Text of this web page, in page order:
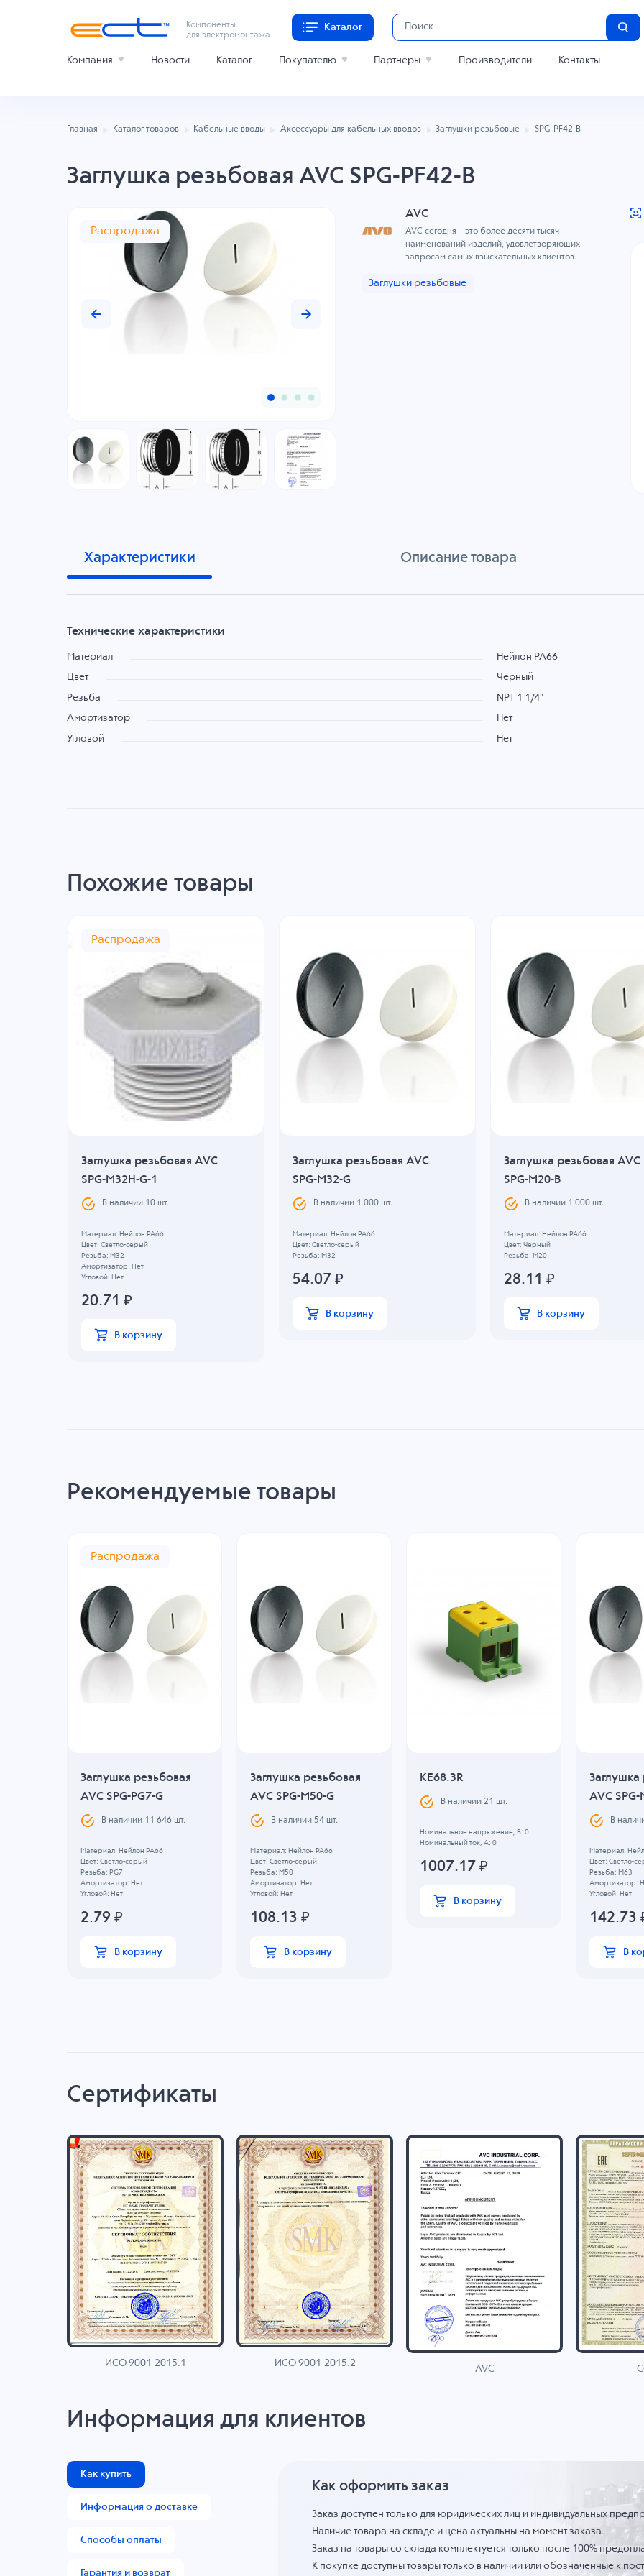
Компоненты
для электромонтажа
Каталог
Компания Новости Каталог Покупателю Партнеры Производители Контакты
Главная Каталог товаров Кабельные вводы Аксессуары для кабельных вводов Заглушки резьбовые SPG-PF42-B
Заглушка резьбовая AVC SPG-PF42-B
Распродажа
AVC
AVC сегодня – это более десяти тысяч
наименований изделий, удовлетворяющих
запросам самых взыскательных клиентов.
Заглушки резьбовые
Характеристики Описание товара
Технические характеристики
Материал Нейлон PA66
Цвет Черный
Резьба NPT 1 1/4"
Амортизатор Нет
Угловой Нет
Похожие товары
Распродажа
Заглушка резьбовая AVC
SPG-M32H-G-1
В наличии 10шт.
Материал: Нейлон PA66
Цвет: Светло-серый
Резьба: M32
Амортизатор: Нет
Угловой: Нет
20.71 ₽
В корзину
Заглушка резьбовая AVC
SPG-M32-G
В наличии 1 000шт.
Материал: Нейлон PA66
Цвет: Светло-серый
Резьба: M32
54.07 ₽
В корзину
Заглушка резьбовая AVC
SPG-M20-B
В наличии 1 000шт.
Материал: Нейлон PA66
Цвет: Черный
Резьба: M20
28.11 ₽
В корзину
Рекомендуемые товары
Распродажа
Заглушка резьбовая
AVC SPG-PG7-G
В наличии 11 646 шт.
Материал: Нейлон PA66
Цвет: Светло-серый
Резьба: PG7
Амортизатор: Нет
Угловой: Нет
2.79 ₽
В корзину
Заглушка резьбовая
AVC SPG-M50-G
В наличии 54 шт.
Материал: Нейлон PA66
Цвет: Светло-серый
Резьба: M50
Амортизатор: Нет
Угловой: Нет
108.13 ₽
В корзину
KE68.3R
В наличии21 шт.
Номинальное напряжение, B: 0
Номинальный ток, А: 0
1007.17 ₽
В корзину
Заглушка
AVC SPG-
В
Материал:
Цвет: Светло-
Резьба: M63
Амортизатор:
Угловой: Нет
142.73
В
Сертификаты
ИСО 9001-2015.1 ИСО 9001-2015.2
AVC
Информация для клиентов
Как купить
Информация о доставке
Способы оплаты
Гарантия и возврат
Как оформить заказ
Заказ доступен только для юридических лиц и индивидуальных
Наличие товара на складе и цена актуальны на момент заказа.
Заказ на товары со склада комплектуется только после 100%
К покупке доступны товары только в наличии или обозначенные к